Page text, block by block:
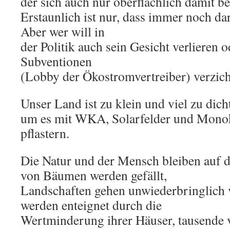
Erstaunlich ist nur, dass immer noch
Aber wer will in
der Politik auch sein Gesicht verlieren
Subventionen
(Lobby der Ökostromvertreiber)
Unser Land ist zu klein und viel zu
um es mit WKA, Solarfelder und
pflastern.
Die Natur und der Mensch bleiben auf
von Bäumen werden gefällt,
Landschaften gehen unwiederbringlich
werden enteignet durch die
Wertminderung ihrer Häuser, tausende